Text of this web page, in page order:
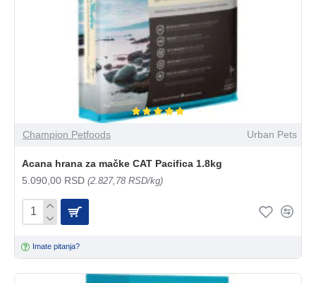
Champion Petfoods Urban Pets
Acana hrana za mačke CAT Pacifica 1.8kg
5.090,00 RSD (2.827,78 RSD/kg)
Imate pitanja?